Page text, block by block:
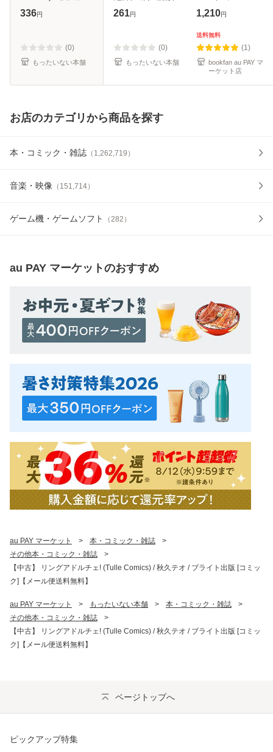
/ ブライト出版 [コ
336円
(0)
もったいない本舗
[文庫]【メール便送
261円
(0)
もったいない本舗
1,210円
送料無料
(1)
bookfan au PAY マ
ーケット店
お店のカテゴリから商品を探す
本・コミック・雑誌 （ 1,262,719 ）
音楽・映像 （ 151,714）
ゲーム機・ゲームソフト （282 ）
au PAY マーケットのおすすめ
au PAY マーケット > 本・コミック・雑誌
>
その他本・コミック・雑誌
>
【中古】 リングアドルチェ! (Tulle Comics) / 秋久テオ / ブライト出版 [コミッ
ク]【メール便送料無料】
au PAY マーケット > もったいない本舗 > 本・コミック・雑誌
>
その他本・コミック・雑誌
>
【中古】 リングアドルチェ! (Tulle Comics) / 秋久テオ / ブライト出版 [コミッ
ク]【メール便送料無料】
ページトップへ
ピックアップ特集